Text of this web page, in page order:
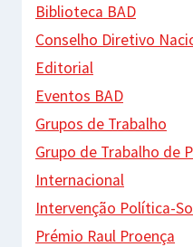
Biblioteca BAD
Conselho Diretivo
Editorial
Eventos BAD
Grupos de Trabalho
Grupo de Trabalho de
Internacional
Intervenção Política-
Prémio Raul Proença